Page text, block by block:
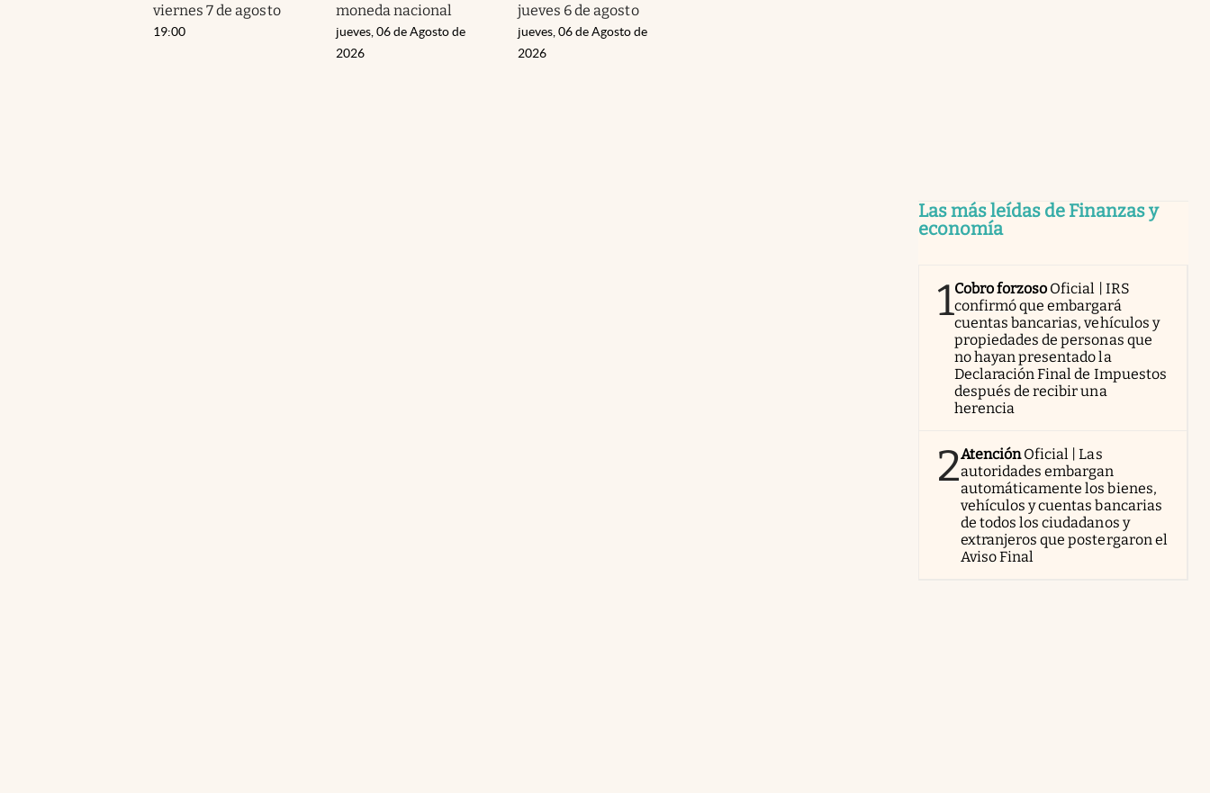
viernes 7 de agosto
19:00
moneda nacional
jueves, 06 de Agosto de
2026
jueves 6 de agosto
jueves, 06 de Agosto de
2026
Las más leídas de Finanzas y
economía
1Cobro forzoso Oficial | IRS
confirmó que embargará
cuentas bancarias, vehículos y
propiedades de personas que
no hayan presentado la
Declaración Final de Impuestos
después de recibir una
herencia
2AtenciónOficial | Las
autoridades embargan
automáticamente los bienes,
vehículos y cuentas bancarias
de todos los ciudadanos y
extranjeros que postergaron el
Aviso Final